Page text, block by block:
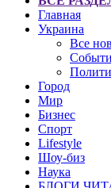
Главная
Украина
Все
Город
Мир
Бизнес
Спорт
Lifestyle
Шоу-биз
Наука